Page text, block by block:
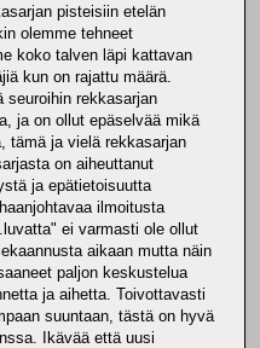
pisteisiin etelän
olemme tehneet
koko talven läpi kattavan
kun on rajattu määrä.
seuroihin rekkasarjan
ja on ollut epäselvää mikä
tämä ja vielä rekkasarjan
on aiheuttanut
ja epätietoisuutta
ilmoitusta
ei varmasti ole ollut
aikaan mutta näin
paljon keskustelua
ja aihetta. Toivottavasti
suuntaan, tästä on hyvä
Ikävää että uusi